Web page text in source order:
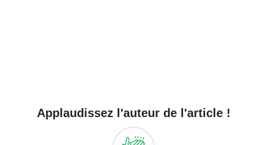
Applaudissez l'auteur de l'article !